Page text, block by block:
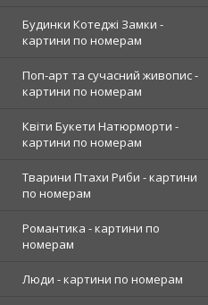
Будинки Котеджі Замки -
картини по номерам
Поп-арт та сучасний живопис -
картини по номерам
Квіти Букети Натюрморти -
картини по номерам
Тварини Птахи Риби - картини
по номерам
Романтика - картини по
номерам
Люди - картини по номерам